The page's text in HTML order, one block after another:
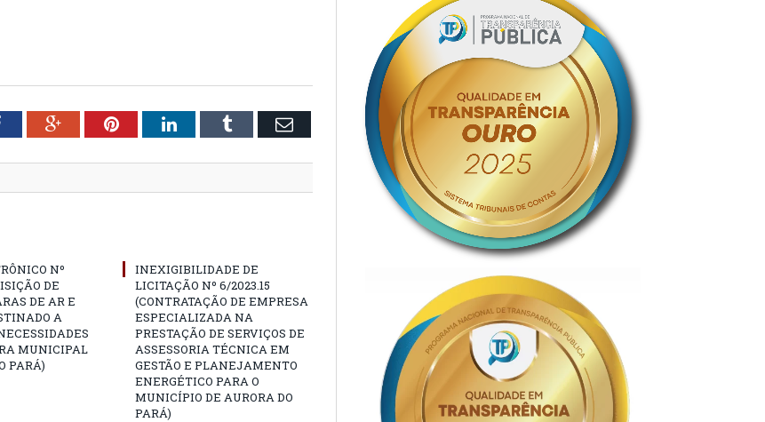
FacebookGoogle+PinterestLinkedInTumblr Email
Nº
DE
DE AR E
A
MUNICIPAL
PARÁ)
INEXIGIBILIDADE DE
LICITAÇÃO Nº 6/2023.15
(CONTRATAÇÃO DE EMPRESA
ESPECIALIZADA NA
PRESTAÇÃO DE SERVIÇOS DE
ASSESSORIA TÉCNICA EM
GESTÃO E PLANEJAMENTO
ENERGÉTICO PARA O
MUNICÍPIO DE AURORA DO
PARÁ)